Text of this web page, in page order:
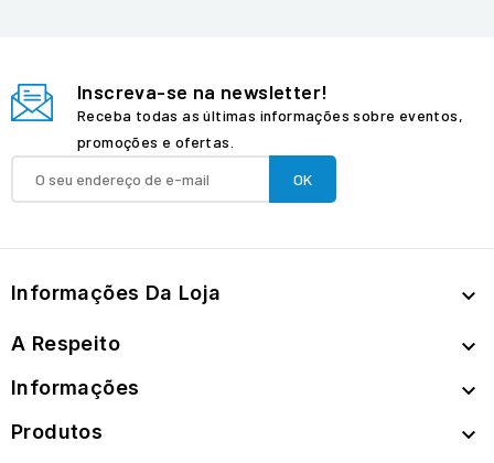
Inscreva-se na newsletter!
Receba todas as últimas informações sobre eventos,
promoções e ofertas.
Informações Da Loja 
A Respeito 
Informações 
Produtos 